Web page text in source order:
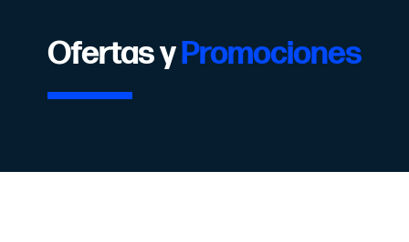
Ofertas yPromociones